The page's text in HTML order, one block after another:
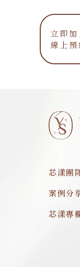
立即
線上
立即
線上
芯漾團
案例分
芯漾專